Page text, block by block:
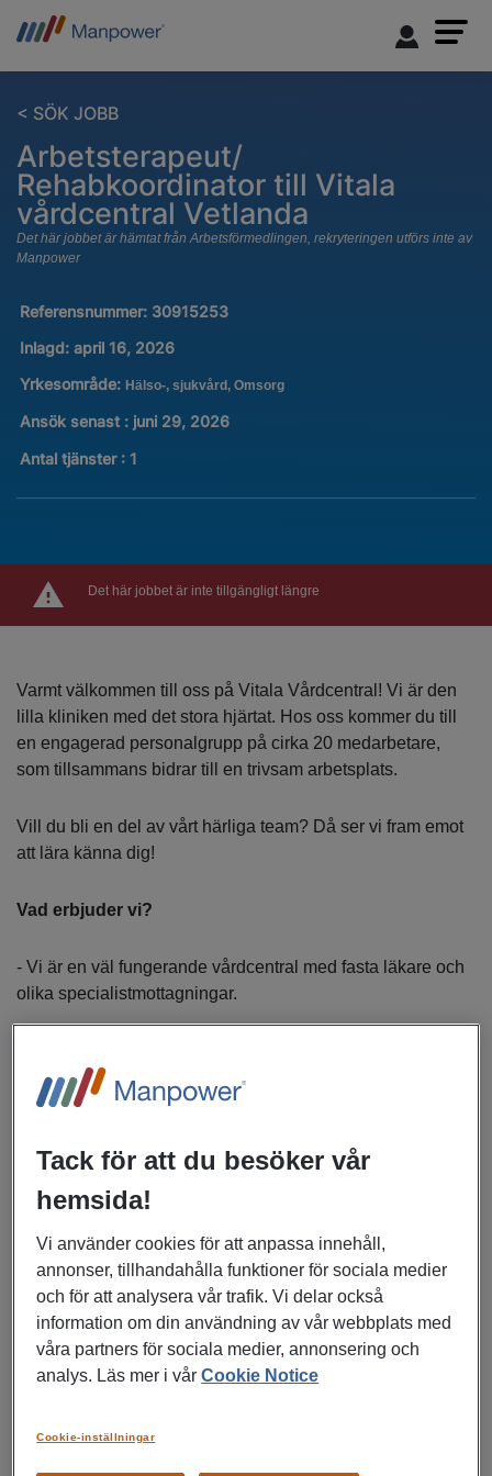
< SÖK JOBB
Arbetsterapeut/
Rehabkoordinator till Vitala
vårdcentral Vetlanda
Det här jobbet är hämtat från Arbetsförmedlingen, rekryteringen utförs inte av
Manpower
Referensnummer: 30915253
Inlagd: april 16, 2026
Yrkesområde: Hälso-, sjukvård, Omsorg
Ansök senast : juni 29, 2026
Antal tjänster : 1
Det här jobbet är inte tillgängligt längre
Varmt välkommen till oss på Vitala Vårdcentral! Vi är den
lilla kliniken med det stora hjärtat. Hos oss kommer du till
en engagerad personalgrupp på cirka 20 medarbetare,
som tillsammans bidrar till en trivsam arbetsplats.
Vill du bli en del av vårt härliga team? Då ser vi fram emot
att lära känna dig!
Vad erbjuder vi?
- Vi är en väl fungerande vårdcentral med fasta läkare och
olika specialistmottagningar.
- Vårdcentralen är belägen i trevliga lokaler centralt i
- Verksamheten har cirka 5700 listade patienter.
Vår verksamhet utöver arbetsterapi och rehabkoordinering
innefattar läkarmottagning, sjuksköterske- och
distriktssköterskemottagning samt fysioterapi och KBT.
Våra sjuksköterskor och distriktssköterskor ansvarar för
diabetes och hjärtsvikt.
Tack för att du besöker vår
hemsida!
Vi använder cookies för att anpassa innehåll,
annonser, tillhandahålla funktioner för sociala medier
och för att analysera vår trafik. Vi delar också
information om din användning av vår webbplats med
våra partners för sociala medier, annonsering och
analys. Läs mer i vårCookie Notice
Cookie-inställningar